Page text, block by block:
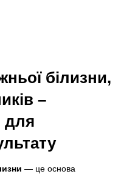
білизни,
–
для
— це основа